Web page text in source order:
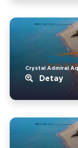
Crystal Admiral
Detay